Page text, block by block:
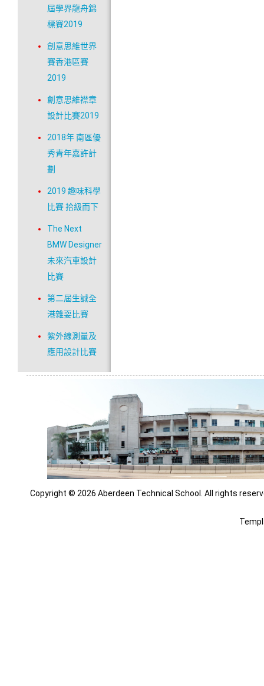
屆學界龍舟錦
標賽2019
創意思維世界
賽香港區賽
2019
創意思維襟章
設計比賽2019
2018年 南區優
秀青年嘉許計
劃
2019 趣味科學
比賽 拾級而下
The Next
BMW Designer
未來汽車設計
比賽
第二屆生誠全
港雜耍比賽
紫外線測量及
應用設計比賽
Copyright © 2026 Aberdeen Technical School. All rights